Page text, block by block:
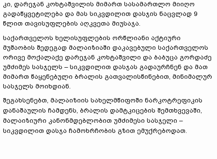
კი, დარეჯან კოხტაშვილის მიმართ სასამართლო მიიღო
გადაწყვეტილება და მას სიკვდილით დასჯის ნაცვლად 9
წლით თავისუფლების აღკვეთა მიუსაჯა.
საქართველოს ხელისუფლების ორწლიანი აქტიური
მუშაობის შედეგად მალაიზიაში დაკავებული საქართველოს
ორივე მოქალაქე დარეჯან კოხტაშვილი და ბაბუცა გორდაძე
უმძიმეს სასჯელს – სიკვდილით დასჯას გადაურჩნენ და მათ
მიმართ წაყენებული ბრალის გათვალისწინებით, მინიმალურ
სასჯელს მოიხდიან.
შეგახსენებთ, მალაიზიის სახელმწიფოში ნარკოტრეფიკის
დანაშაულის ჩამდენს, ბრალის დამტკიცების შემთხვევაში,
მალაიზიური კანონმდებლობით უმძიმესი სასჯელი –
სიკვდილით დასჯა ჩამოხრჩობის გზით ემუქრებოდათ.